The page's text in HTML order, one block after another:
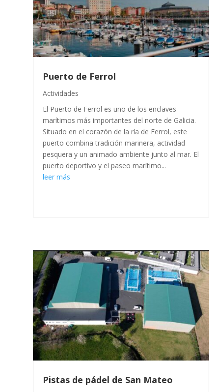
Puerto de Ferrol
Actividades
El Puerto de Ferrol es uno de los enclaves
marítimos más importantes del norte de Galicia.
Situado en el corazón de la ría de Ferrol, este
puerto combina tradición marinera, actividad
pesquera y un animado ambiente junto al mar. El
puerto deportivo y el paseo marítimo...
leer más
Pistas de pádel de San Mateo